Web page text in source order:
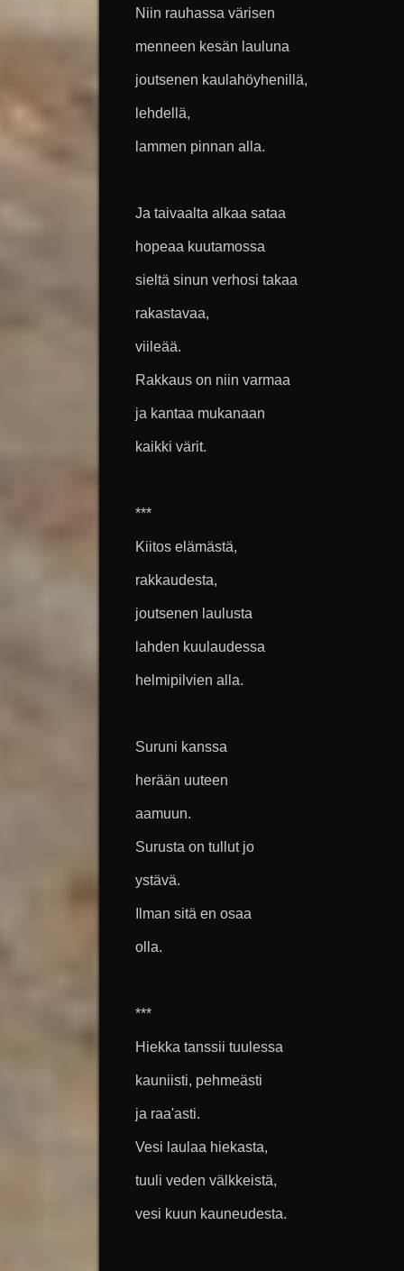
Niin rauhassa värisen
menneen kesän lauluna
joutsenen kaulahöyhenillä,
lehdellä,
lammen pinnan alla.
Ja taivaalta alkaa sataa
hopeaa kuutamossa
sieltä sinun verhosi takaa
rakastavaa,
viileää.
Rakkaus on niin varmaa
ja kantaa mukanaan
kaikki värit.
***
Kiitos elämästä,
rakkaudesta,
joutsenen laulusta
lahden kuulaudessa
helmipilvien alla.
Suruni kanssa
herään uuteen
aamuun.
Surusta on tullut jo
ystävä.
Ilman sitä en osaa
olla.
***
Hiekka tanssii tuulessa
kauniisti, pehmeästi
ja raa'asti.
Vesi laulaa hiekasta,
tuuli veden välkkeistä,
vesi kuun kauneudesta.